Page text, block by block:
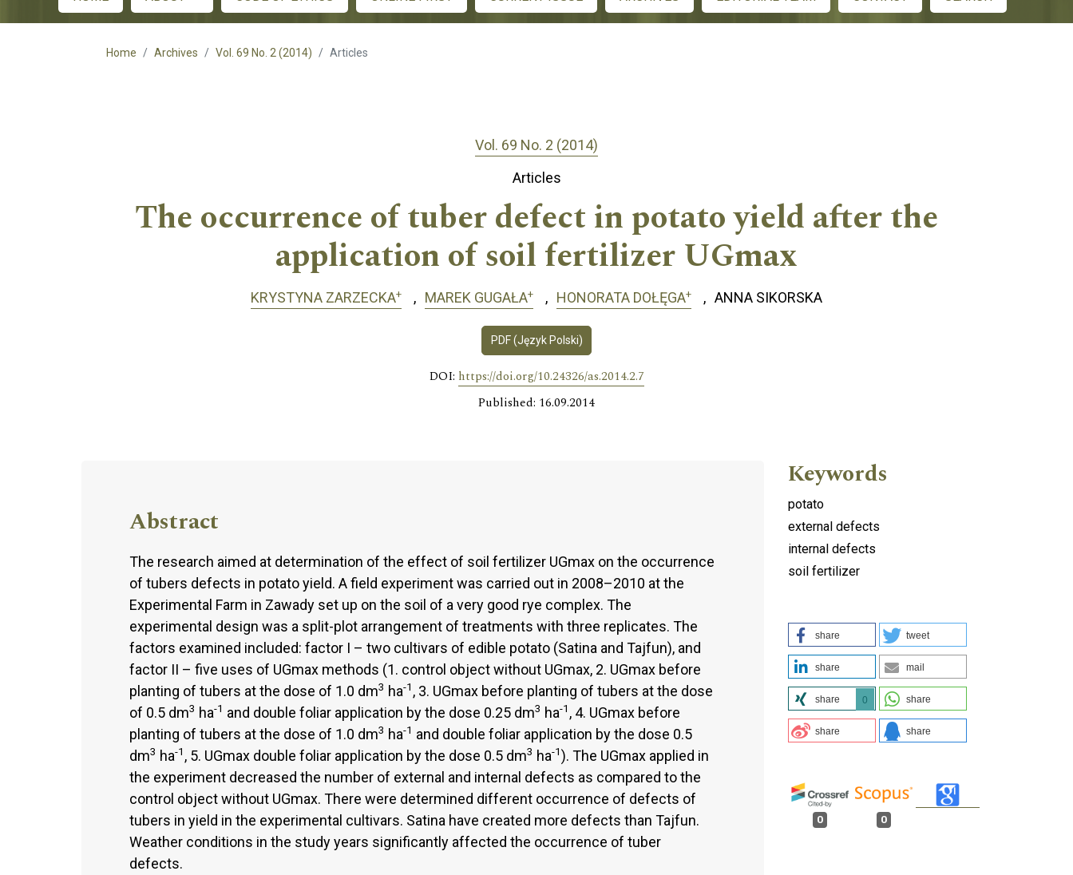
Main menu
Home Archives Vol. 69 No. 2 (2014) Articles
Vol. 69 No. 2 (2014)
Articles
The occurrence of tuber defect in potato yield after the
application of soil fertilizer UGmax
KRYSTYNA ZARZECKA+ MAREK GUGAŁA+ HONORATA DOŁĘGA+ ANNA SIKORSKA
PDF (Język Polski)
DOI: https://doi.org/10.24326/as.2014.2.7
Published: 16.09.2014
Abstract
The research aimed at determination of the effect of soil fertilizer UGmax on the occurrence
of tubers defects in potato yield. A field experiment was carried out in 2008–2010 at the
Experimental Farm in Zawady set up on the soil of a very good rye complex. The
experimental design was a split-plot arrangement of treatments with three replicates. The
factors examined included: factor I – two cultivars of edible potato (Satina and Tajfun), and
factor II – five uses of UGmax methods (1. control object without UGmax, 2. UGmax before
planting of tubers at the dose of 1.0 dm3 ha-1 , 3. UGmax before planting of tubers at the dose
of 0.5 dm3 ha-1 and double foliar application by the dose 0.25 dm3 ha-1 , 4. UGmax before
planting of tubers at the dose of 1.0 dm3 ha-1 and double foliar application by the dose 0.5
dm3 ha-1 , 5. UGmax double foliar application by the dose 0.5 dm3 ha-1). The UGmax applied in
the experiment decreased the number of external and internal defects as compared to the
control object without UGmax. There were determined different occurrence of defects of
tubers in yield in the experimental cultivars. Satina have created more defects than Tajfun.
Weather conditions in the study years significantly affected the occurrence of tuber
defects.
Keywords
potato
external defects
internal defects
soil fertilizer
share tweet
share mail
share 0 share
share share
0 0